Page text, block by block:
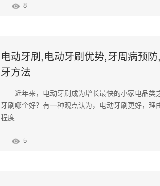
8
电动牙刷,电动牙刷优势,牙周病预
牙方法
近年来，电动牙刷成为增长最快的小家电品
牙刷哪个好？有一种观点认为，电动牙刷更好，
程度
5